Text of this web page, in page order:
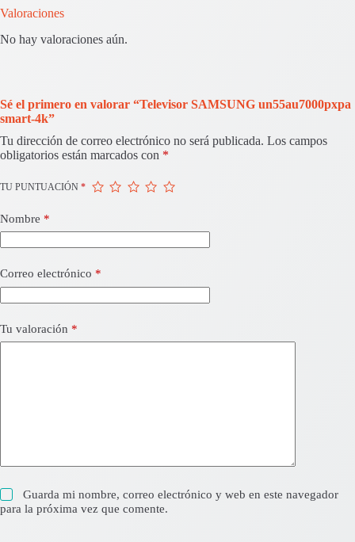
Valoraciones
No hay valoraciones aún.
Sé el primero en valorar “Televisor SAMSUNG un55au7000pxpa
smart-4k”
Tu dirección de correo electrónico no será publicada. Los campos
obligatorios están marcados con *
TU PUNTUACIÓN *
Nombre *
Correo electrónico *
Tu valoración *
Guarda mi nombre, correo electrónico y web en este navegador
para la próxima vez que comente.